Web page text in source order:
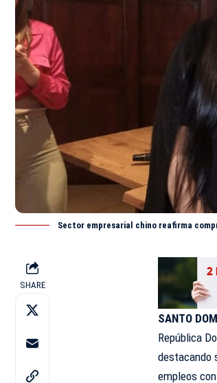
Sector empresarial chino reafirma
SHARE
SANTO
República
destacando
empleos